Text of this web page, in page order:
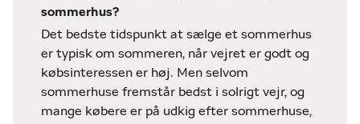
sommerhus?
Det bedste tidspunkt at sælge et sommerhus
er typisk om sommeren, når vejret er godt og
købsinteressen er høj. Men selvom
sommerhuse fremstår bedst i solrigt vejr, og
mange købere er på udkig efter sommerhuse,